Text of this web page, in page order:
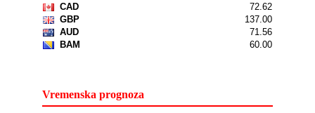
Vremenska prognoza